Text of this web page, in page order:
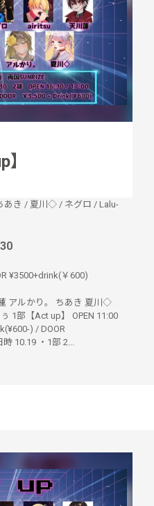
あき / 夏川◇ / ネグロ / Lalu-
¥3500+drink(￥600)
アルかり。 ちあき 夏川◇
1部【Act up】 OPEN 11:00
) / DOOR
10.19 ・1部 2...